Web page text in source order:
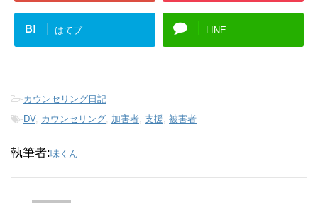
B! はてブ LINE
-カウンセリング日記
-DV, カウンセリング, 加害者, 支援, 被害者
執筆者:味くん